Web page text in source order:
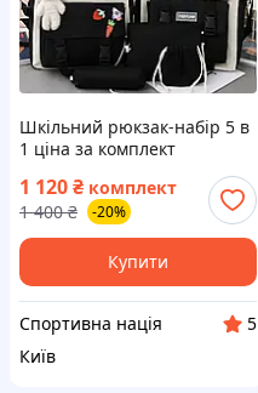
Шкільний рюкзак-набір 5 в
1 ціна за комплект
1 120₴ комплект
1 400 ₴ -20%
Купити
Спортивна нація
5
Київ